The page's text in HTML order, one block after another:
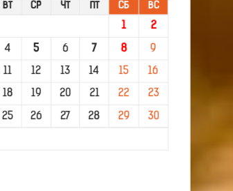
ВТ СР ЧТ ПТ СБ ВС
1 2
4 5 6 7 8 9
11 12 13 14 15 16
18 19 20 21 22 23
25 26 27 28 29 30